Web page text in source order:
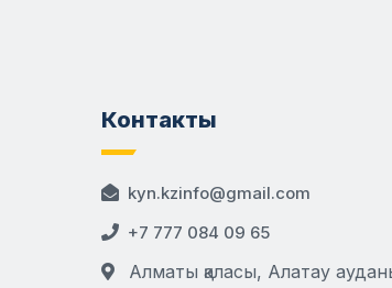
Контакты
kyn.kzinfo@gmail.com
+7 777 084 09 65
Алматы қаласы, Алатау